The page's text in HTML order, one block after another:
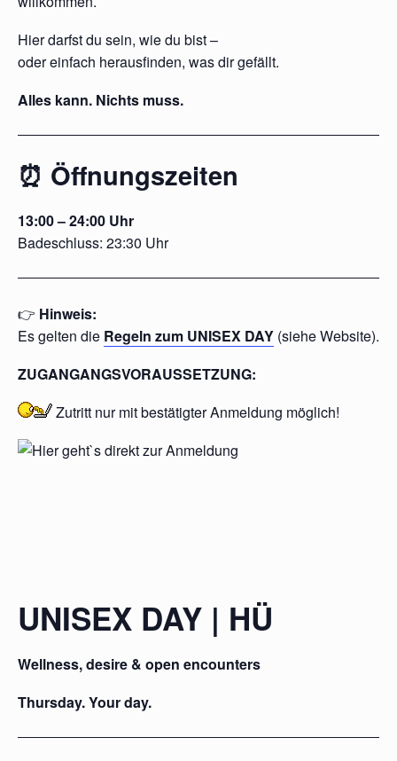
Hier darfst du sein, wie du bist –
oder einfach herausfinden, was dir gefällt.
Alles kann. Nichts muss.
⏰ Öffnungszeiten
13:00 – 24:00 Uhr
Badeschluss: 23:30 Uhr
👉 Hinweis:
Es gelten die Regeln zum UNISEX DAY (siehe Website).
ZUGANGANGSVORAUSSETZUNG:
Zutritt nur mitbestätigterAnmeldung möglich!
UNISEX DAY | HÜ
Wellness, desire & open encounters
Thursday. Your day.